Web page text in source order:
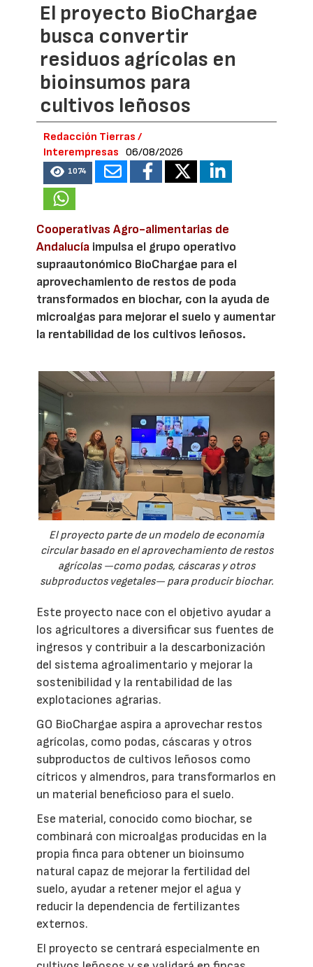
El proyecto BioChargae
busca convertir
residuos agrícolas en
bioinsumos para
cultivos leñosos
Redacción Tierras /
Interempresas
06/08/2026
1074
Cooperativas Agro-alimentarias de
Andalucía impulsa el grupo operativo
supraautonómico BioChargae para el
aprovechamiento de restos de poda
transformados en biochar, con la ayuda de
microalgas para mejorar el suelo y aumentar
la rentabilidad de los cultivos leñosos.
El proyecto parte de un modelo de economía
circular basado en el aprovechamiento de restos
agrícolas —como podas, cáscaras y otros
subproductos vegetales— para producir biochar.
Este proyecto nace con el objetivo ayudar a
los agricultores a diversificar sus fuentes de
ingresos y contribuir a la descarbonización
del sistema agroalimentario y mejorar la
sostenibilidad y la rentabilidad de las
explotaciones agrarias.
GO BioChargae aspira a aprovechar restos
agrícolas, como podas, cáscaras y otros
subproductos de cultivos leñosos como
cítricos y almendros, para transformarlos en
un material beneficioso para el suelo.
Ese material, conocido como biochar, se
combinará con microalgas producidas en la
propia finca para obtener un bioinsumo
natural capaz de mejorar la fertilidad del
suelo, ayudar a retener mejor el agua y
reducir la dependencia de fertilizantes
externos.
El proyecto se centrará especialmente en